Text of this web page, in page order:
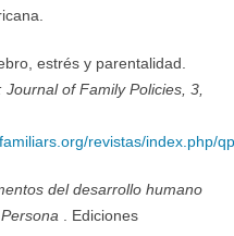
estrés y parentalidad.
of Family Policies, 3,
revistas/index.php/
del desarrollo humano
. Ediciones